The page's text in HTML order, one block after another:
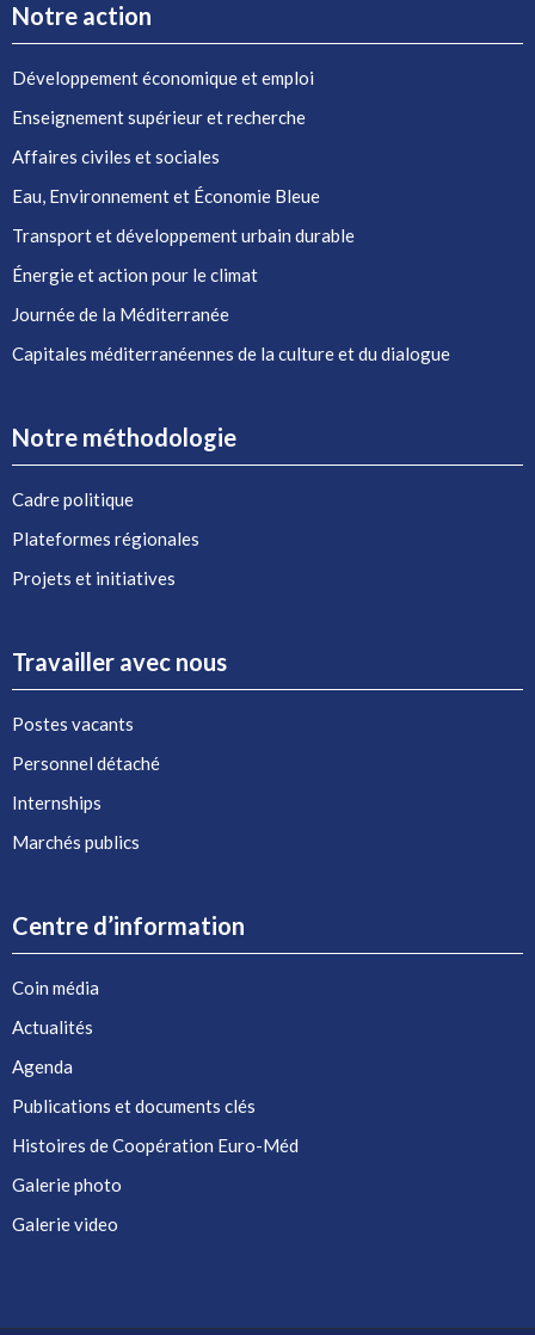
Notre action
Développement économique et emploi
Enseignement supérieur et recherche
Affaires civiles et sociales
Eau, Environnement et Économie Bleue
Transport et développement urbain durable
Énergie et action pour le climat
Journée de la Méditerranée
Capitales méditerranéennes de la culture et du dialogue
Notre méthodologie
Cadre politique
Plateformes régionales
Projets et initiatives
Travailler avec nous
Postes vacants
Personnel détaché
Internships
Marchés publics
Centre d’information
Coin média
Actualités
Agenda
Publications et documents clés
Histoires de Coopération Euro-Méd
Galerie photo
Galerie video